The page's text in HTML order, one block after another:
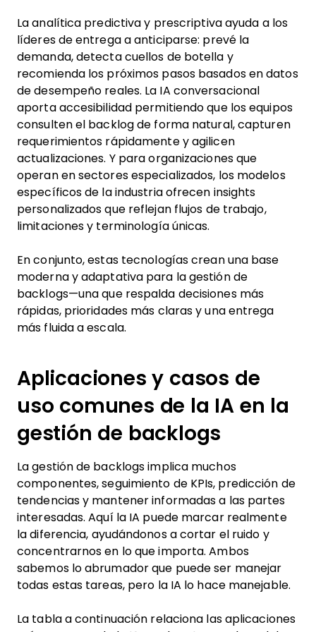
La analítica predictiva y prescriptiva ayuda a los
líderes de entrega a anticiparse: prevé la
demanda, detecta cuellos de botella y
recomienda los próximos pasos basados en datos
de desempeño reales. La IA conversacional
aporta accesibilidad permitiendo que los equipos
consulten el backlog de forma natural, capturen
requerimientos rápidamente y agilicen
actualizaciones. Y para organizaciones que
operan en sectores especializados, los modelos
específicos de la industria ofrecen insights
personalizados que reflejan flujos de trabajo,
limitaciones y terminología únicas.
En conjunto, estas tecnologías crean una base
moderna y adaptativa para la gestión de
backlogs—una que respalda decisiones más
rápidas, prioridades más claras y una entrega
más fluida a escala.
Aplicaciones y casos de
uso comunes de la IA en la
gestión de backlogs
La gestión de backlogs implica muchos
componentes, seguimiento de KPIs, predicción de
tendencias y mantener informadas a las partes
interesadas. Aquí la IA puede marcar realmente
la diferencia, ayudándonos a cortar el ruido y
concentrarnos en lo que importa. Ambos
sabemos lo abrumador que puede ser manejar
todas estas tareas, pero la IA lo hace manejable.
La tabla a continuación relaciona las aplicaciones